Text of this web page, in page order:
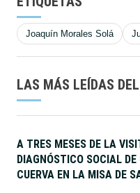
Joaquín Morales Solá
LAS MÁS LEÍDAS
A TRES MESES DE LA
DIAGNÓSTICO SOCIAL
CUERVA EN LA MISA DE